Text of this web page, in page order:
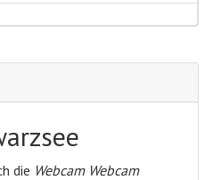
die Webcam Webcam